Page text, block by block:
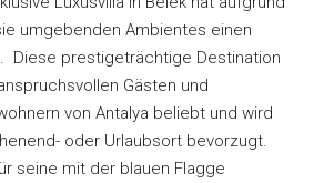
umgebenden Ambientes einen
Diese prestigeträchtige Destination
Gästen und
von Antalya beliebt und wird
oder Urlaubsort bevorzugt.
seine mit der blauen Flagge